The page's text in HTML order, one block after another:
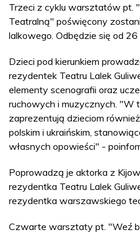
Trzeci z cyklu warsztatów pt.
Teatralną" poświęcony
lalkowego. Odbędzie się od 26
Dzieci pod kierunkiem
rezydentek Teatru Lalek
elementy scenografii oraz
ruchowych i muzycznych. "W
zaprezentują dzieciom
polskim i ukraińskim,
własnych opowieści" -
Poprowadzą je aktorka z
rezydentka Teatru Lalek
rezydentka warszawskiego
Czwarte warsztaty pt. "Weź